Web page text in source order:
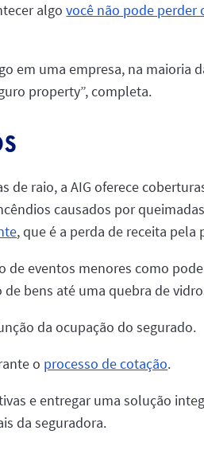
algovocê não pode perder
em uma empresa, na maioria
property”, completa.
de raio, a AIG oferece
causados por
, que é a perda de receita
de eventos menores como
bens até uma quebra de
da ocupação do segurado.
o processo de cotação.
e entregar uma solução
da seguradora.